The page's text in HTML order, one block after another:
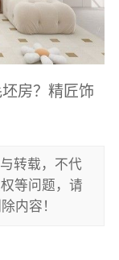
房？精匠饰
转载，不代
等问题，请
内容！